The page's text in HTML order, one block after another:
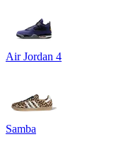
Air Jordan 4
Samba